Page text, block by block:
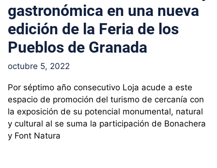
gastronómica en una nueva
edición de la Feria de los
Pueblos de Granada
octubre 5, 2022
Por séptimo año consecutivo Loja acude a este
espacio de promoción del turismo de cercanía con
la exposición de su potencial monumental, natural
y cultural al se suma la participación de Bonachera
y Font Natura